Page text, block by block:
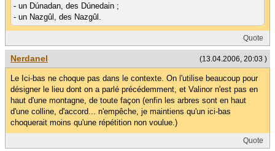
- un Dúnadan, des Dúnedain ;
- un Nazgûl, des Nazgûl.
Quote
(13.04.2006, 20:03 )
Nerdanel
Le Ici-bas ne choque pas dans le contexte. On l'utilise beaucoup pour
désigner le lieu dont on a parlé précédemment, et Valinor n'est pas en
haut d'une montagne, de toute façon (enfin les arbres sont en haut
d'une colline, d'accord... n'empêche, je maintiens qu'un ici-bas
choquerait moins qu'une répétition non voulue.)
Quote